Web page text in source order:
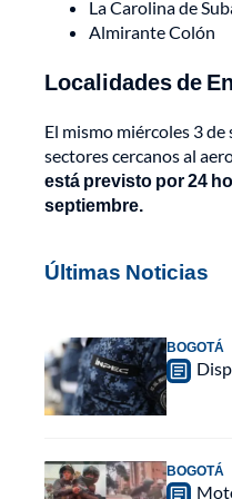
La Carolina de
Almirante Colón
Localidades de
El mismo miércoles 3
sectores cercanos al
está previsto por 24
septiembre.
Últimas Noticias
BOGOTÁ
BOGOTÁ